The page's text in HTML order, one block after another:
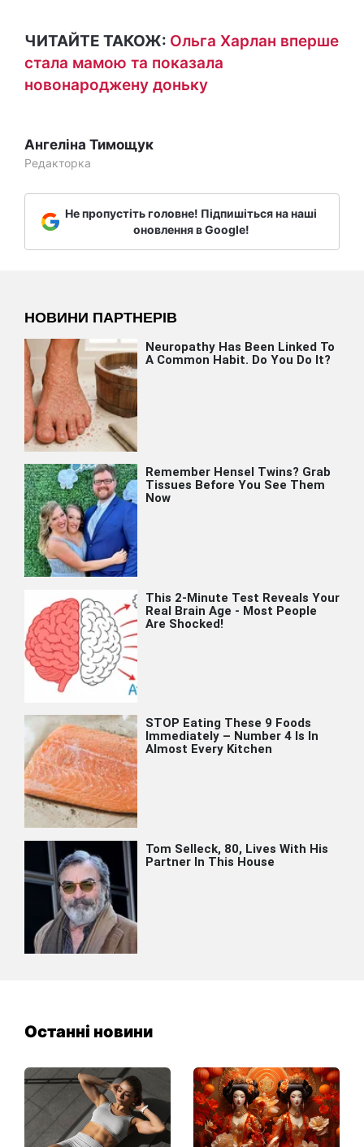
ЧИТАЙТЕ ТАКОЖ: Ольга Харлан вперше
стала мамою та показала
новонароджену доньку
Ангеліна Тимощук
Редакторка
Не пропустіть головне! Підпишіться на наші
оновлення в Google!
Останні новини